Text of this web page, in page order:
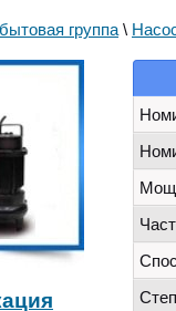
группа \